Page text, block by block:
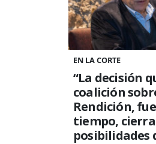
EN LA CORTE
“La decisión
coalición
Rendición,
tiempo,
posibilidades